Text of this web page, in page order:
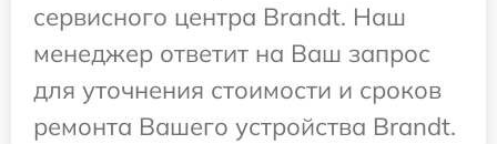
сервисного центра Brandt. Наш
менеджер ответит на Ваш запрос
для уточнения стоимости и сроков
ремонта Вашего устройства Brandt.